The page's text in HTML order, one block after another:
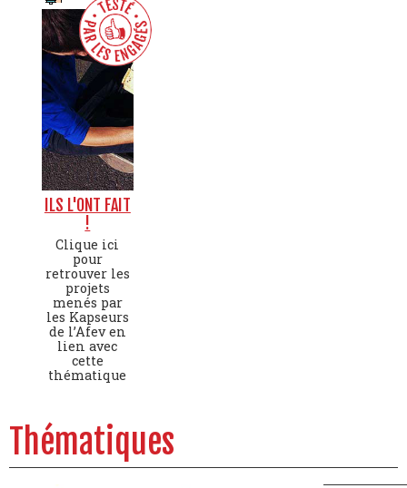
ILS L'ONT FAIT
!
Clique ici
pour
retrouver les
projets
menés par
les Kapseurs
de l’Afev en
lien avec
cette
thématique
Thématiques